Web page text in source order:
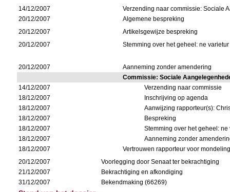
14/12/2007
Verzending naar commissie: Sociale
20/12/2007
Algemene bespreking
20/12/2007
Artikelsgewijze bespreking
20/12/2007
Stemming over het geheel: ne
20/12/2007
Aanneming zonder amendering
Commissie: Sociale
14/12/2007
Verzending naar commissie
18/12/2007
Inschrijving op agenda
18/12/2007
Aanwijzing rapporteur(s):
18/12/2007
Bespreking
18/12/2007
Stemming over het geheel:
18/12/2007
Aanneming zonder
18/12/2007
Vertrouwen rapporteur voor
20/12/2007
Voorlegging door Senaat ter bekrachtiging
21/12/2007
Bekrachtiging en afkondiging
31/12/2007
Bekendmaking (66269)